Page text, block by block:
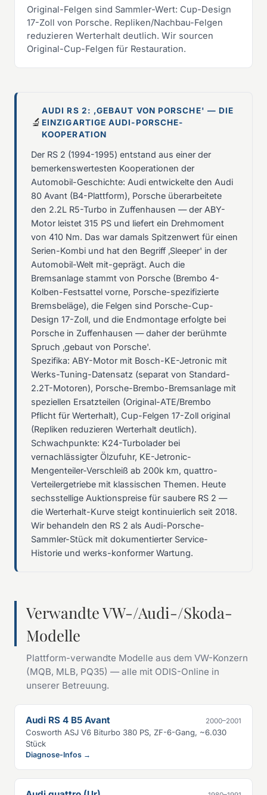
Original-Felgen sind Sammler-Wert: Cup-Design
17-Zoll von Porsche. Repliken/Nachbau-Felgen
reduzieren Werterhalt deutlich. Wir sourcen
Original-Cup-Felgen für Restauration.
🔬
AUDI RS 2: ‚GEBAUT VON PORSCHE' — DIE
EINZIGARTIGE AUDI-PORSCHE-
KOOPERATION
Der RS 2 (1994-1995) entstand aus einer der
bemerkenswertesten Kooperationen der
Automobil-Geschichte: Audi entwickelte den Audi
80 Avant (B4-Plattform), Porsche überarbeitete
den 2.2L R5-Turbo in Zuffenhausen — der ABY-
Motor leistet 315 PS und liefert ein Drehmoment
von 410 Nm. Das war damals Spitzenwert für einen
Serien-Kombi und hat den Begriff ‚Sleeper' in der
Automobil-Welt mit-geprägt. Auch die
Bremsanlage stammt von Porsche (Brembo 4-
Kolben-Festsattel vorne, Porsche-spezifizierte
Bremsbeläge), die Felgen sind Porsche-Cup-
Design 17-Zoll, und die Endmontage erfolgte bei
Porsche in Zuffenhausen — daher der berühmte
Spruch ‚gebaut von Porsche'.
Spezifika: ABY-Motor mit Bosch-KE-Jetronic mit
Werks-Tuning-Datensatz (separat von Standard-
2.2T-Motoren), Porsche-Brembo-Bremsanlage mit
speziellen Ersatzteilen (Original-ATE/Brembo
Pflicht für Werterhalt), Cup-Felgen 17-Zoll original
(Repliken reduzieren Werterhalt deutlich).
Schwachpunkte: K24-Turbolader bei
vernachlässigter Ölzufuhr, KE-Jetronic-
Mengenteiler-Verschleiß ab 200k km, quattro-
Verteilergetriebe mit klassischen Themen. Heute
sechsstellige Auktionspreise für saubere RS 2 —
die Werterhalt-Kurve steigt kontinuierlich seit 2018.
Wir behandeln den RS 2 als Audi-Porsche-
Sammler-Stück mit dokumentierter Service-
Historie und werks-konformer Wartung.
Verwandte VW-/Audi-/Skoda-
Modelle
Plattform-verwandte Modelle aus dem VW-Konzern
(MQB, MLB, PQ35) — alle mit ODIS-Online in
unserer Betreuung.
Audi RS 4 B5 Avant 2000–2001
Cosworth ASJ V6 Biturbo 380 PS, ZF-6-Gang, ~6.030
Stück
Diagnose-Infos →